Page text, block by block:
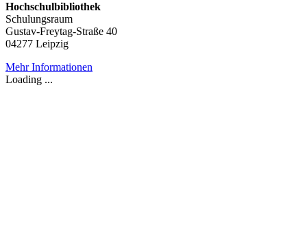
Hochschulbibliothek
Schulungsraum
Gustav-Freytag-Straße 40
04277 Leipzig
Mehr Informationen
Loading ...